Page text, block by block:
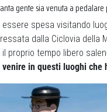
gente sia venuta a
essere spesa visitando
dalla Ciclovia
proprio tempo libero
venire in questi luoghi